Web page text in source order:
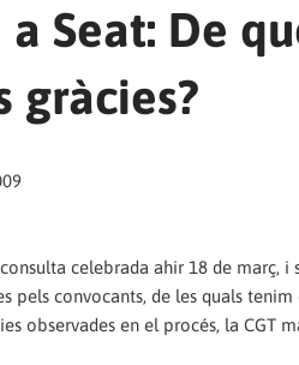
Seat: De
gràcies?
celebrada ahir 18 de març, i
pels convocants, de les quals tenim
observades en el procés, la CGT